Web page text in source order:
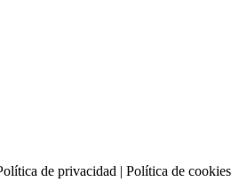
de privacidad | Política de